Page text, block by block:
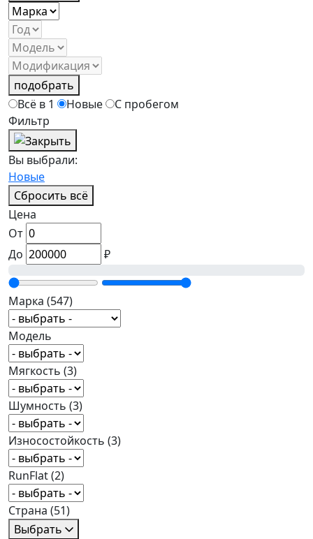
подобрать
Всё в 1
Новые
С пробегом
Фильтр
Вы выбрали:
Новые
Сбросить всё
Цена
От
До
₽
Марка (547)
Модель
Мягкость (3)
Шумность (3)
Износостойкость (3)
RunFlat(2)
Страна (51)
Выбрать